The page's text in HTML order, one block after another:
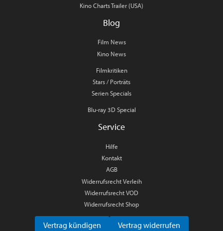
Kino Charts Trailer (USA)
Blog
Film News
Kino News
Filmkritiken
Stars / Porträts
Serien Specials
Blu-ray 3D Special
Service
Hilfe
Kontakt
AGB
Widerrufsrecht Verleih
Widerrufsrecht VOD
Widerrufsrecht Shop
Vertrag kündigen Vertrag widerrufen